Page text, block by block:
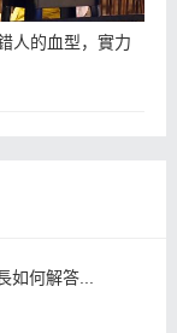
人的血型，實力
如何解答...